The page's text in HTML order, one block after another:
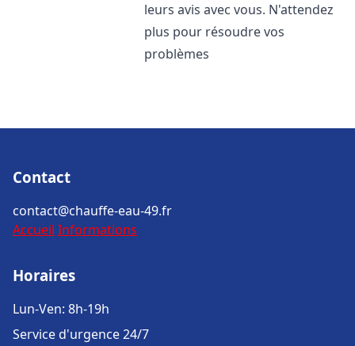
leurs avis avec vous. N'attendez
plus pour résoudre vos
problèmes
Contact
contact@chauffe-eau-49.fr
Accueil Informations
Horaires
Lun-Ven: 8h-19h
Service d'urgence 24/7